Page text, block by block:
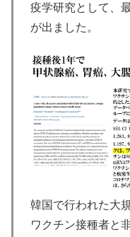
疫学研究として、
が出ました。
韓国で行われた大
ワクチン接種者と